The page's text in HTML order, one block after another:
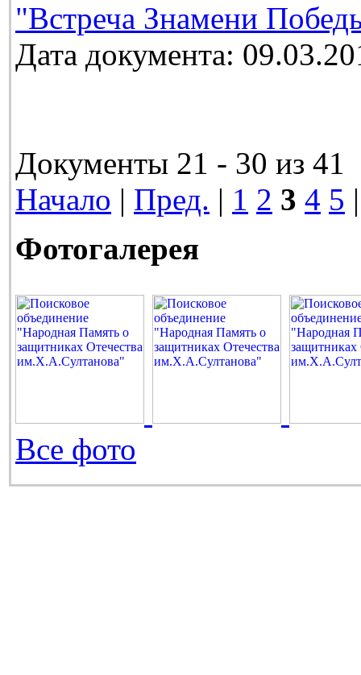
"Встреча Знамени
Дата документа:
Документы 21 - 30 из 41
Начало | Пред. | 1 2 3 4 5
Фотогалерея
Все фото